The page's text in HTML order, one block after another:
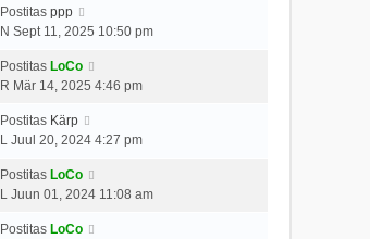
Postitas ppp
N Sept 11, 2025 10:50 pm
Postitas LoCo
R Mär 14, 2025 4:46 pm
Postitas Kärp
L Juul 20, 2024 4:27 pm
Postitas LoCo
L Juun 01, 2024 11:08 am
Postitas LoCo